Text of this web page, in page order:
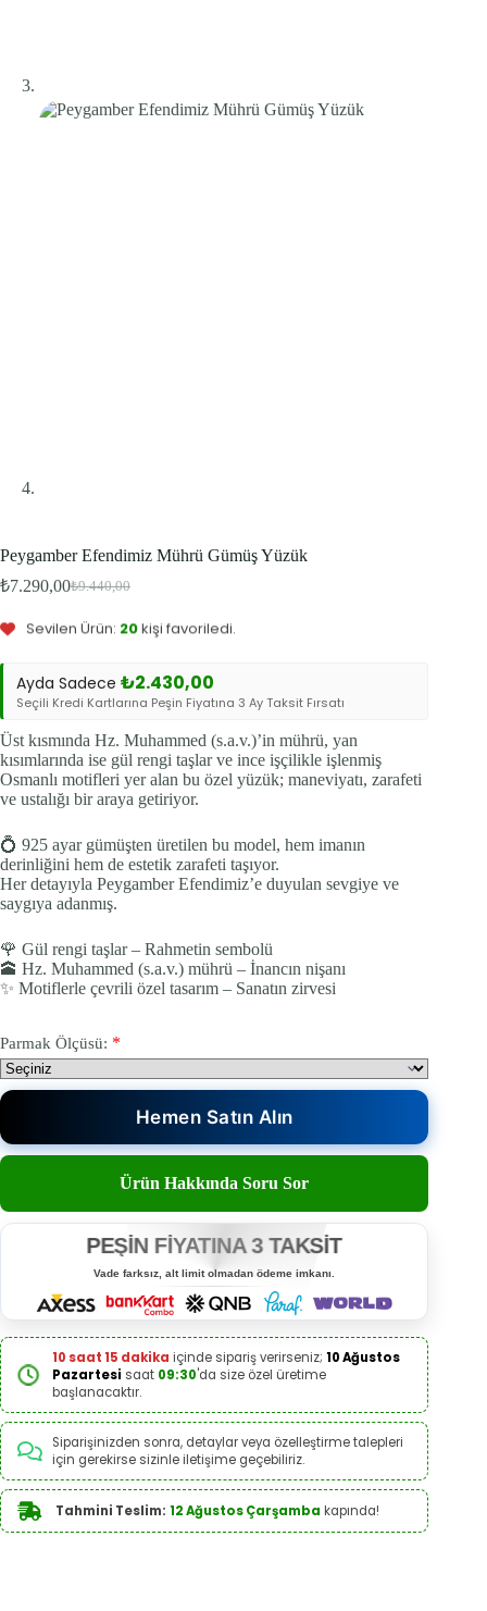
Peygamber Efendimiz Mührü Gümüş Yüzük
₺9.440,00
Orijinal
₺9.440,00.
₺7.290,00Şu
fiyat:
Bu ürünü şu an8kişi inceliyor.
Bu ürün2kişinin sepetinde.
Sevilen Ürün: 20kişi favoriledi.
Ayda Sadece ₺2.430,00
Seçili Kredi Kartlarına Peşin Fiyatına 3 Ay Taksit Fırsatı
Üst kısmında Hz. Muhammed (s.a.v.)’in mührü, yan
kısımlarında ise gül rengi taşlar ve ince işçilikle işlenmiş
Osmanlı motifleri yer alan bu özel yüzük; maneviyatı, zarafeti
ve ustalığı bir araya getiriyor.
💍 925 ayar gümüşten üretilen bu model, hem imanın
derinliğini hem de estetik zarafeti taşıyor.
Her detayıyla Peygamber Efendimiz’e duyulan sevgiye ve
saygıya adanmış.
🌹 Gül rengi taşlar – Rahmetin sembolü
🕋 Hz. Muhammed (s.a.v.) mührü – İnancın nişanı
✨ Motiflerle çevrili özel tasarım – Sanatın zirvesi
Parmak Ölçüsü: *
Hemen Satın Alın
Ürün Hakkında Soru Sor
PEŞİN FİYATINA 3 TAKSİT
Vade farksız, alt limit olmadan ödeme imkanı.
10 saat 15 dakika içinde sipariş verirseniz; 10 Ağustos
Pazartesi saat 09:30'da size özel üretime
başlanacaktır.
Siparişinizden sonra, detaylar veya özelleştirme talepleri
için gerekirse sizinle iletişime geçebiliriz.
Tahmini Teslim: 12 Ağustos Çarşamba kapında!